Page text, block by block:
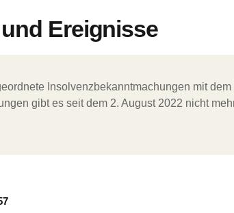
Ereignisse
Insolvenzbekanntmachungen mit
gibt es seit dem 2. August 2022 nicht